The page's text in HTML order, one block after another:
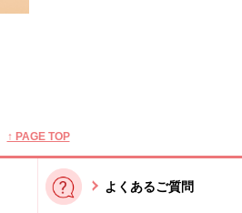
↑ PAGE TOP
よくあるご質問